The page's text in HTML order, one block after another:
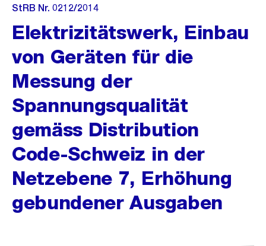
StRB Nr. 0212/2014
Elektrizitätswerk, Einbau
von Geräten für die
Messung der
Spannungsqualität
gemäss Distribution
Code-Schweiz in der
Netzebene 7, Erhöhung
gebundener Ausgaben